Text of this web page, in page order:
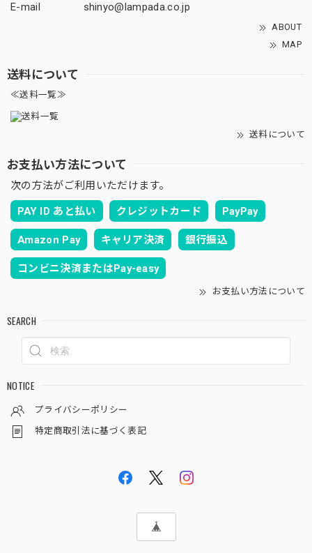
E-mail
shinyo@lampada.co.jp
ABOUT
MAP
送料について
≪送料一覧≫
送料について
お支払い方法について
次の方法がご利用いただけます。
PAY ID あと払い クレジットカード PayPay
Amazon Pay キャリア決済 銀行振込
コンビニ決済またはPay-easy
お支払い方法について
SEARCH
NOTICE
プライバシーポリシー
特定商取引法に基づく表記